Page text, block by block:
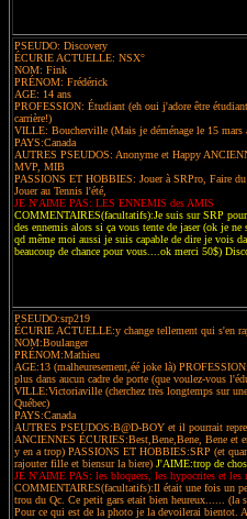
PSEUDO: Discovery
ÉCURIE ACTUELLE: NSX°
NOM: Fink
PRÉNOM: Frédérick
AGE: 14 ans
PROFESSION: Étudiant (eh oui j'adore être
carrière!)
VILLE: Boucherville (Mais je déménage le 15 mars
PAYS:Canada
AUTRES PSEUDOS: Anonyme et Happy
MVP, MIB
PASSIONS ET HOBBIES: Jouer à SRPro, Faire du
Jouer au Tennis l'été,
JE N'AIME PAS: LES ENNEMIS des AMIS
COMMENTAIRES(facultatifs):Je suis sur SRP
des ennemis alors si ça vous tente de jaser (ok je ne
qd même moi aussi je suis capable de dire je vois
beaucoup de chance pour vous....ok merci 50$)
PSEUDO:srp219
ÉCURIE ACTUELLE:y change tellement qui s'en
NOM:Boulanger
PRÉNOM:Mathieu
AGE:13 (malheuresement,éé joke là)
plus dans aucun cadre de porte (que voulez-vous
VILLE:Victoriaville (cherchez très longtemps sur
Québec)
PAYS:Canada
AUTRES PSEUDOS:B@D-BOY et il pourrait
ANCIENNES ÉCURIES:Best,Bene,Bene, Bene et
y en a trop) PASSIONS ET HOBBIES:SRP (et
rajouter fille et biensur la biere) J'AIME:trop de
JE N'AIME PAS: les bloquers, les hypocrites et les
COMMENTAIRES(facultatifs):Il était une fois un
trou du Qc. Ce petit gars etait bien heureux...... (la
Pour ce qui est de la photo je la devoilerai bientot.